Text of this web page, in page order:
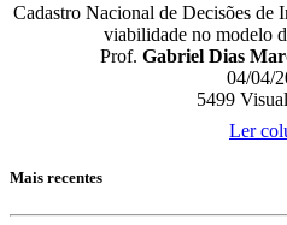
Cadastro Nacional de Decisões de
viabilidade no modelo
Prof. Gabriel Dias
04/04/
5499
Ler
Mais recentes